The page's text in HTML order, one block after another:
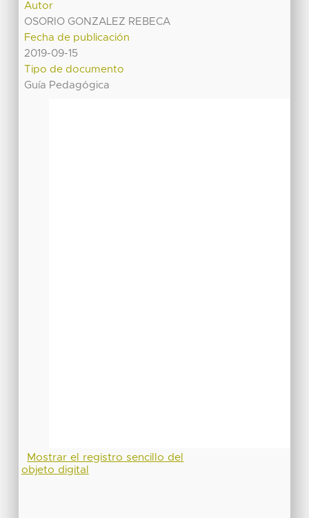
Autor
OSORIO GONZALEZ REBECA
Fecha de publicación
2019-09-15
Tipo de documento
Guía Pedagógica
Mostrar el registro sencillo del
objeto digital